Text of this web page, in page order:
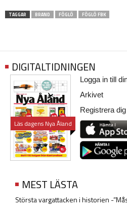
TAGGAR BRAND FÖGLÖ FÖGLÖ FBK
DIGITALTIDNINGEN
Läs dagens Nya Åland
Logga in till
Arkivet
Registrera dig
MEST LÄSTA
Största vargattacken i historien -